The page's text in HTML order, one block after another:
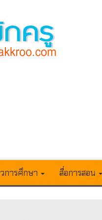
การศึกษา สื่อการสอน